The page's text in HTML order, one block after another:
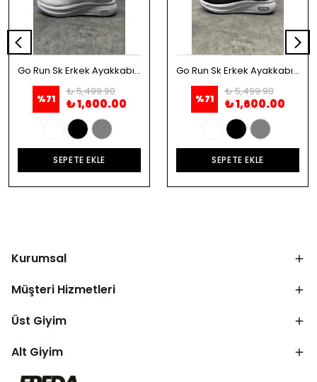
Go Run Sk Erkek Ayakkabı - Beyaz
%71
₺ 5,499.90
₺ 1,600.00
SEPETE EKLE
Go Run Sk Erkek Ayakkabı - Siyah
%71
₺ 5,499.90
₺ 1,600.00
SEPETE EKLE
Kurumsal
Müşteri Hizmetleri
Üst Giyim
Alt Giyim